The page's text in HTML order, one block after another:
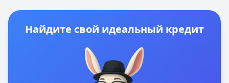
Отделения
Банкоматы
Полезная информация
Найдите свой идеальный кредит